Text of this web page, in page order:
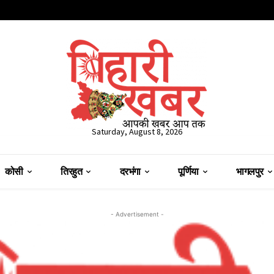
Saturday, August 8, 2026
कोसी तिरहुत दरभंगा पूर्णिया भागलपुर
- Advertisement -